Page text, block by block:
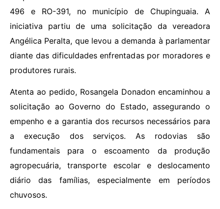
496 e RO-391, no município de Chupinguaia. A
iniciativa partiu de uma solicitação da vereadora
Angélica Peralta, que levou a demanda à parlamentar
diante das dificuldades enfrentadas por moradores e
produtores rurais.
Atenta ao pedido, Rosangela Donadon encaminhou a
solicitação ao Governo do Estado, assegurando o
empenho e a garantia dos recursos necessários para
a execução dos serviços. As rodovias são
fundamentais para o escoamento da produção
agropecuária, transporte escolar e deslocamento
diário das famílias, especialmente em períodos
chuvosos.